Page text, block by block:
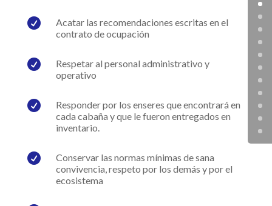

Acatar las recomendaciones escritas en el
contrato de ocupación

Respetar al personal administrativo y
operativo

Responder por los enseres que encontrará en
cada cabaña y que le fueron entregados en
inventario.

Conservar las normas mínimas de sana
convivencia, respeto por los demás y por el
ecosistema